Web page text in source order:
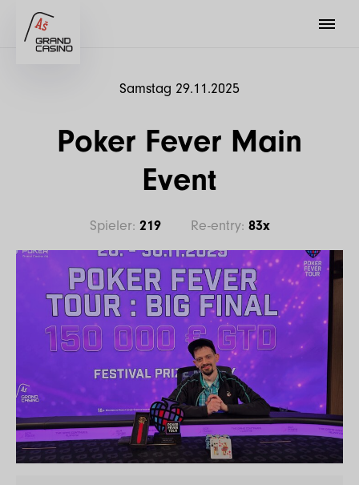
Samstag 29.11.2025
Poker Fever Main
Event
Spieler: 219 Re-entry: 83x